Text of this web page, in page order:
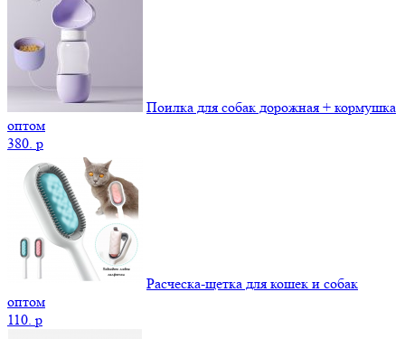
Поилка для собак дорожная + кормушка
оптом
380. p
Расческа-щетка для кошек и собак
оптом
110. p